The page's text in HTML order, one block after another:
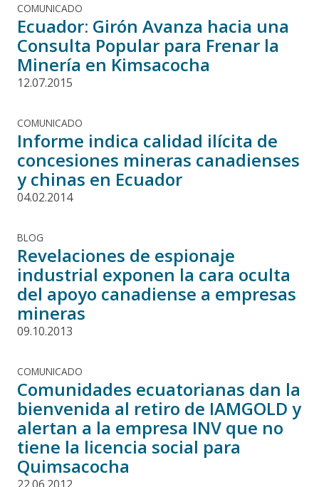
COMUNICADO
Ecuador: Girón Avanza hacia una
Consulta Popular para Frenar la
Minería en Kimsacocha
12.07.2015
COMUNICADO
Informe indica calidad ilícita de
concesiones mineras canadienses
y chinas en Ecuador
04.02.2014
BLOG
Revelaciones de espionaje
industrial exponen la cara oculta
del apoyo canadiense a empresas
mineras
09.10.2013
COMUNICADO
Comunidades ecuatorianas dan la
bienvenida al retiro de IAMGOLD y
alertan a la empresa INV que no
tiene la licencia social para
Quimsacocha
22.06.2012